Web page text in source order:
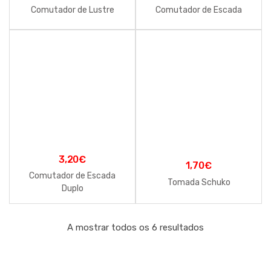
Comutador de Lustre Comutador de Escada
3,20€
Comutador de Escada
Duplo
1,70€
Tomada Schuko
A mostrar todos os 6 resultados